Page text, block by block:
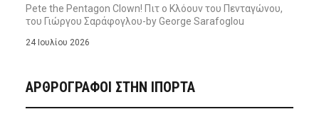
Pete the Pentagon Clown! Πιτ ο Κλόουν του Πενταγώνου,
του Γιώργου Σαράφογλου-by George Sarafoglou
24 Ιουλίου 2026
ΑΡΘΡΟΓΡΑΦΟΙ ΣΤΗΝ IΠΟΡΤΑ